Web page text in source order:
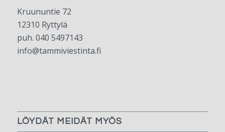
Kruununtie 72
12310 Ryttylä
puh. 040 5497143
info@tammiviestinta.fi
LÖYDÄT MEIDÄT MYÖS